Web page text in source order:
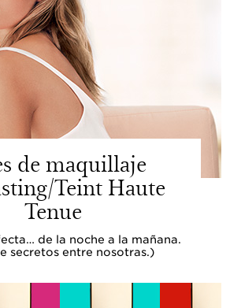
de maquillaje
Teint Haute
Tenue
de la noche a la mañana.
secretos entre nosotras.)